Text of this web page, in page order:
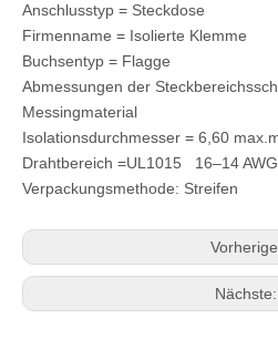
Männlicher Schnelltrennanschluss mit 6,35 x 0,8 mm Tab-Größe, Durchmesser 6,60 mm
Anschlusstyp = Steckdose
Firmenname = Isolierte Klemme
Buchsentyp = Flagge
Abmessungen der
Messingmaterial
Isolationsdurchmesser = 6,60
Drahtbereich =UL1015 16–14 AWG
Verpackungsmethode: Streifen
Nächste: